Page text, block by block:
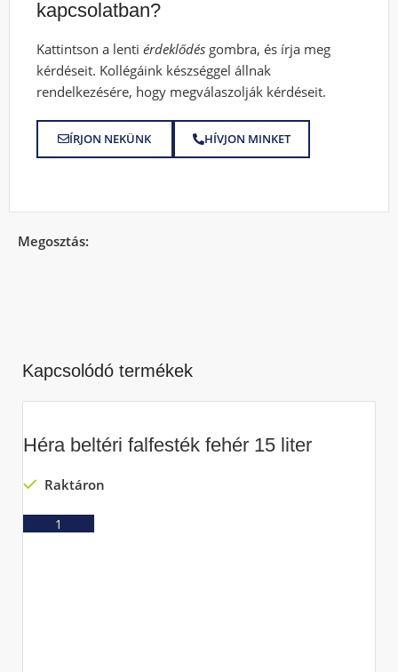
kapcsolatban?
Kattintson a lentiérdeklődés gombra, és írja meg
kérdéseit. Kollégáink készséggel állnak
rendelkezésére, hogy megválaszolják kérdéseit.
ÍRJON NEKÜNK HÍVJON MINKET
Megosztás:
Kapcsolódó termékek
Héra beltéri falfesték fehér 15 liter
Raktáron